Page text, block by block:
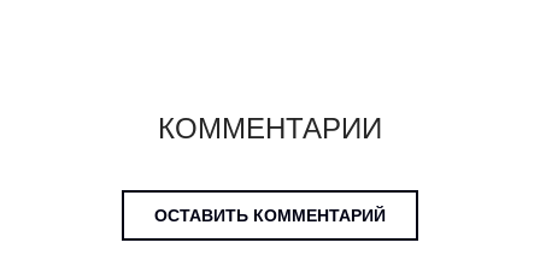
КОММЕНТАРИИ
ОСТАВИТЬ КОММЕНТАРИЙ